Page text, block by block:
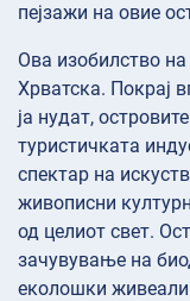
пејзажи на овие
Ова изобилство
Хрватска. Покрај
ја нудат,
туристичката
спектар на
живописни
од целиот свет.
зачувување на
еколошки